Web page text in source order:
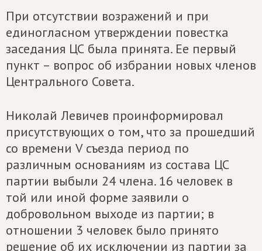
При отсутствии возражений и при
единогласном утверждении повестка
заседания ЦС была принята. Ее первый
пункт – вопрос об избрании новых членов
Центрального Совета.
Николай Левичев проинформировал
присутствующих о том, что за прошедший
со времени V съезда период по
различным основаниям из состава ЦС
партии выбыли 24 члена. 16 человек в
той или иной форме заявили о
добровольном выходе из партии; в
отношении 3 человек было принято
решение об их исключении из партии за